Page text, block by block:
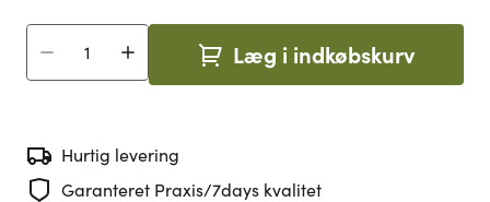
Antal Læg i indkøbskurv
Hurtig levering
Garanteret Praxis/7days kvalitet